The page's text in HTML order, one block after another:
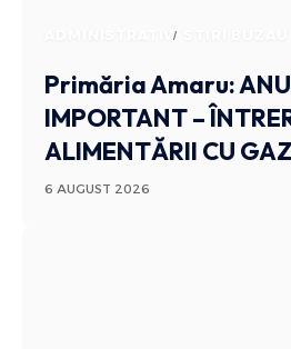
ADMINISTRATIV
Primăria Amaru:
IMPORTANT –
ALIMENTĂRII CU
6 AUGUST 2026